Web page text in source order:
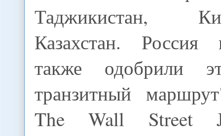
Таджикистан,
Казахстан. Россия
также одобрили
транзитный
The Wall Street